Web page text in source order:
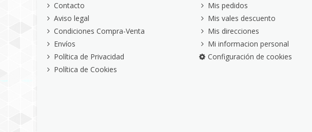
Contacto
Aviso legal
Condiciones Compra-Venta
Envíos
Política de Privacidad
Política de Cookies
Mis pedidos
Mis vales descuento
Mis direcciones
Mi informacion personal
Configuración de cookies